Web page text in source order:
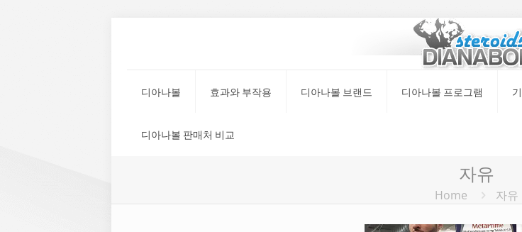
디아나볼 효과와 부작용 디아나볼 브랜드 디아나볼 프로그램
디아나볼 판매처 비교
자유
Home 자유